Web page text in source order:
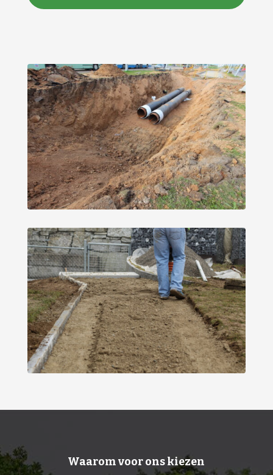
Waarom voor ons kiezen